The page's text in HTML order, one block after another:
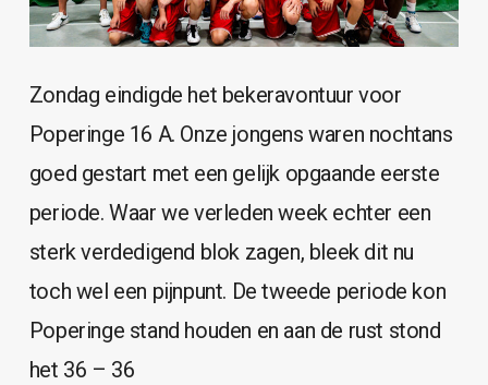
Zondag eindigde het bekeravontuur voor
Poperinge 16 A. Onze jongens waren nochtans
goed gestart met een gelijk opgaande eerste
periode. Waar we verleden week echter een
sterk verdedigend blok zagen, bleek dit nu
toch wel een pijnpunt. De tweede periode kon
Poperinge stand houden en aan de rust stond
het 36 – 36